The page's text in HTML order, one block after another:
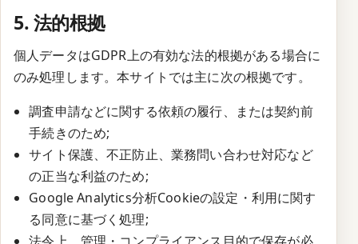
5. 法的根拠
個人データはGDPR上の有効な法的根拠がある場合に
のみ処理します。本サイトでは主に次の根拠です。
調査申請などに関する依頼の履行、または契約前
手続きのため;
サイト保護、不正防止、業務問い合わせ対応など
の正当な利益のため;
Google Analytics分析Cookieの設定・利用に関す
る同意に基づく処理;